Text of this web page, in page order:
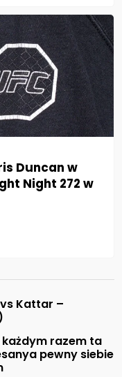
Duncan w
Night 272 w
Kattar –
każdym razem ta
pewny siebie